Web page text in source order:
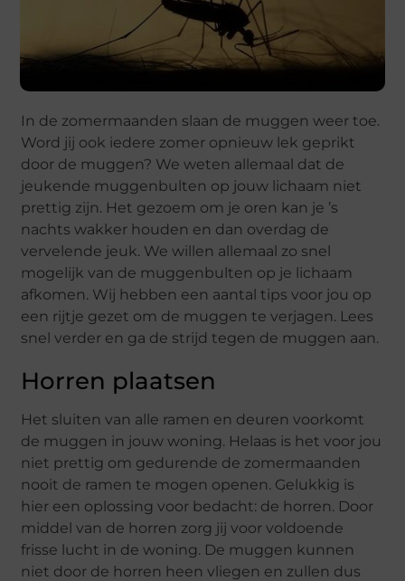
In de zomermaanden slaan de muggen weer toe.
Word jij ook iedere zomer opnieuw lek geprikt
door de muggen? We weten allemaal dat de
jeukende muggenbulten op jouw lichaam niet
prettig zijn. Het gezoem om je oren kan je ’s
nachts wakker houden en dan overdag de
vervelende jeuk. We willen allemaal zo snel
mogelijk van de muggenbulten op je lichaam
afkomen. Wij hebben een aantal tips voor jou op
een rijtje gezet om de muggen te verjagen. Lees
snel verder en ga de strijd tegen de muggen aan.
Horren plaatsen
Het sluiten van alle ramen en deuren voorkomt
de muggen in jouw woning. Helaas is het voor jou
niet prettig om gedurende de zomermaanden
nooit de ramen te mogen openen. Gelukkig is
hier een oplossing voor bedacht: de horren. Door
middel van de horren zorg jij voor voldoende
frisse lucht in de woning. De muggen kunnen
niet door de horren heen vliegen en zullen dus